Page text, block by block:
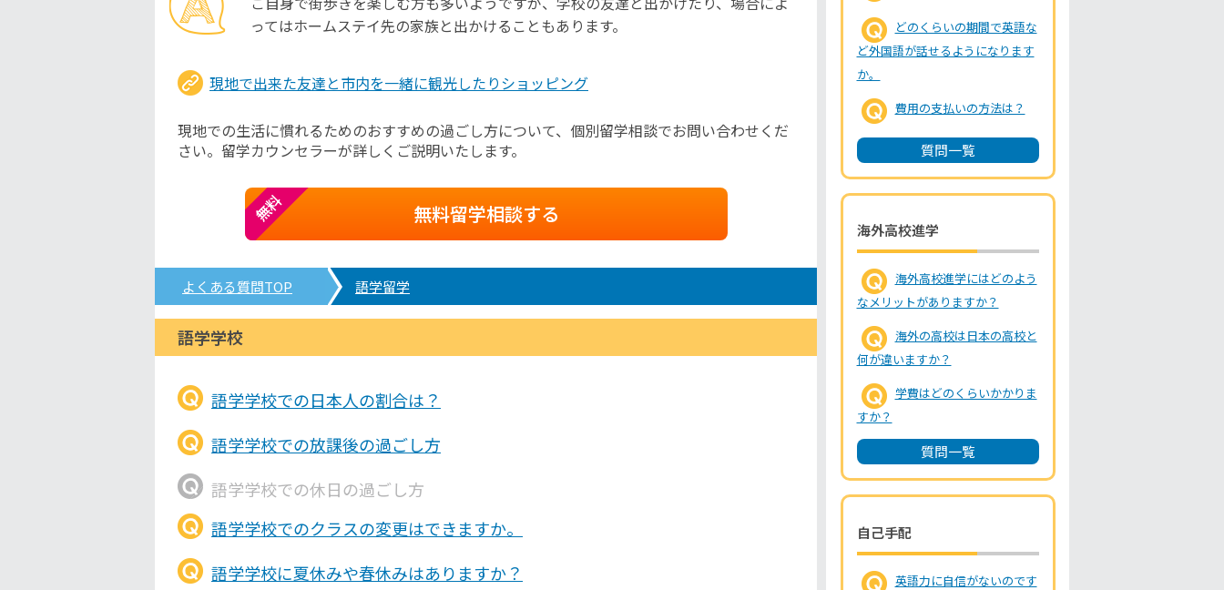
ってはホームステイ先の家族と出かけることもあります。
現地で出来た友達と市内を一緒に観光したりショッピング
現地での生活に慣れるためのおすすめの過ごし方について、個別留学相談でお問い合わせくだ
さい。留学カウンセラーが詳しくご説明いたします。
無料留学相談する
無料
よくある質問TOP 語学留学
語学学校
語学学校での日本人の割合は？
語学学校での放課後の過ごし方
語学学校での休日の過ごし方
語学学校でのクラスの変更はできますか。
語学学校に夏休みや春休みはありますか？
どのくらいの期間で英語な
ど外国語が話せるようになります
か。
費用の支払いの方法は？
質問一覧
海外高校進学
海外高校進学にはどのよう
なメリットがありますか？
海外の高校は日本の高校と
何が違いますか？
学費はどのくらいかかりま
すか？
質問一覧
自己手配
英語力に自信がないのです